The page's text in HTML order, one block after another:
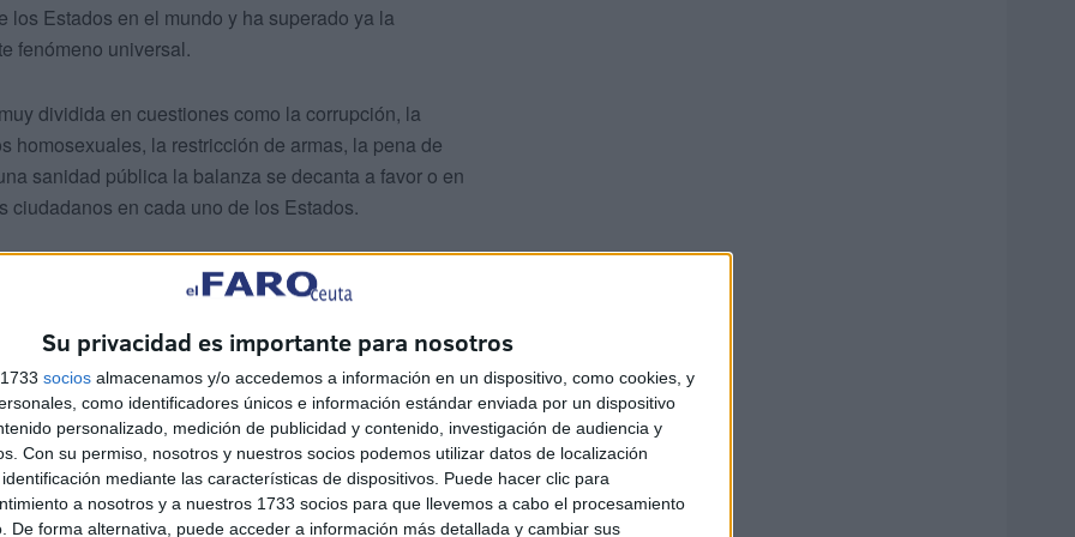
Su privacidad es importante para nosotros
socios almacenamos y/o accedemos a información en un dispositivo, como cookies, y
como identificadores únicos e información estándar enviada por un dispositivo
personalizado, medición de publicidad y contenido, investigación de audiencia y
Con su permiso, nosotros y nuestros socios podemos utilizar datos de localización
mediante las características de dispositivos. Puede hacer clic para
a nosotros y a nuestros 1733 socios para que llevemos a cabo el procesamiento
De forma alternativa, puede acceder a información más detallada y cambiar sus
Estados en el mundo y ha superado ya la
fenómeno universal.
dividida en cuestiones como la corrupción, la
homosexuales, la restricción de armas, la pena de
sanidad pública la balanza se decanta a favor o en
en cada uno de los Estados.
estos u otros temas, sea en Estados Unidos o en
que rompen el molde del político al uso y arrasan
cosa pública, como fue el caso de nuestro inolvidable
los del controvertido Donald Trump.